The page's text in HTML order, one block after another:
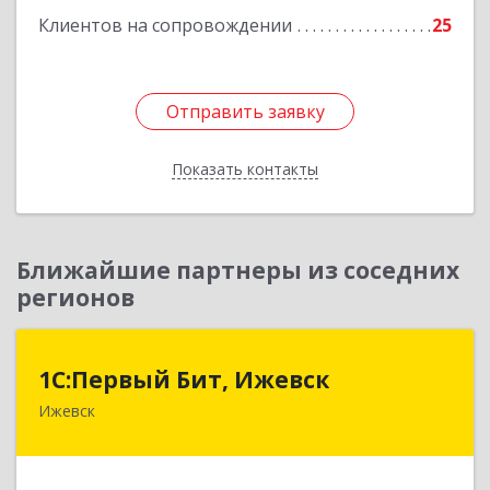
Клиентов на сопровождении 25
Отправить заявку
Показать контакты
Отправить заявку
Назад
Ближайшие партнеры из соседних
регионов
1С:Первый Бит, Ижевск
Ижевск
1С:Первый Бит, Ижевск